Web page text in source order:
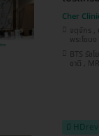
Cher
จตุจักร , ปทุมวัน , บางนา , ประเวศ , สมุทรปราการ , ภาษีเจริญ , ลาดพร้าว , ทวีวัฒนา , ลาดกระบัง , คลองเตย , คันนายาว ,
BTS รัชโยธิน , MRT สามย่าน , BTS บางนา , BTS อุดมสุข , BTS อโศก ,
มี